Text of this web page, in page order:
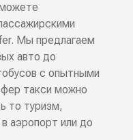
Мы предлагаем
авто до
с опытными
такси можно
то туризм,
аэропорт или до